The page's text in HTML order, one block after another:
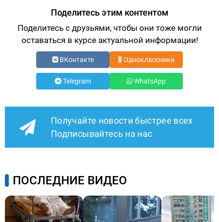
Поделитесь этим контентом
Поделитесь с друзьями, чтобы они тоже могли
оставаться в курсе актуальной информации!
ВКонтакте Одноклассники
Telegram WhatsApp
Получайте новости быстрее всех
Подписывайтесь на нас
ПОСЛЕДНИЕ ВИДЕО